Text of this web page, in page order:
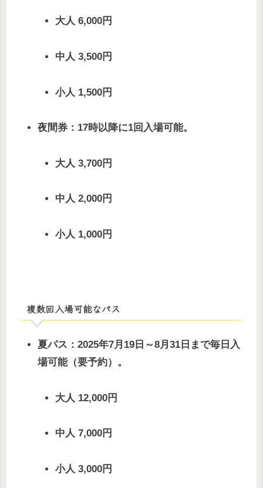
大人 6,000円
中人 3,500円
小人 1,500円
夜間券：17時以降に1回入場可能。
大人 3,700円
中人 2,000円
小人 1,000円
複数回入場可能なパス
夏パス：2025年7月19日～8月31日まで毎日入
場可能（要予約）。
大人 12,000円
中人 7,000円
小人 3,000円